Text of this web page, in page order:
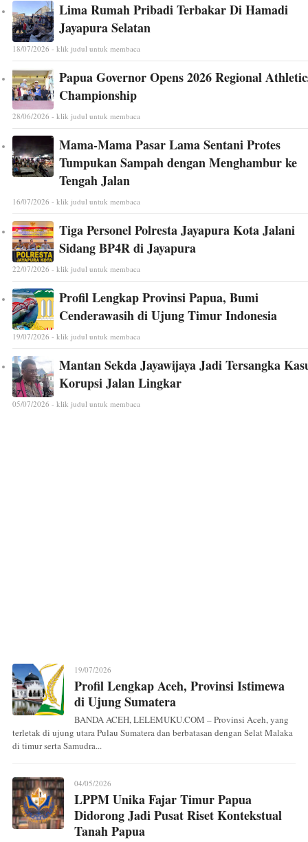
Lima Rumah Pribadi Terbakar Di Hamadi
Jayapura Selatan
18/07/2026 - klik judul untuk membaca
Papua Governor Opens 2026 Regional
Championship
28/06/2026 - klik judul untuk membaca
Mama-Mama Pasar Lama Sentani Protes
Tumpukan Sampah dengan Menghambur ke
Tengah Jalan
16/07/2026 - klik judul untuk membaca
Tiga Personel Polresta Jayapura Kota Jalani
Sidang BP4R di Jayapura
22/07/2026 - klik judul untuk membaca
Profil Lengkap Provinsi Papua, Bumi
Cenderawasih di Ujung Timur Indonesia
19/07/2026 - klik judul untuk membaca
Mantan Sekda Jayawijaya Jadi Tersangka
Korupsi Jalan Lingkar
05/07/2026 - klik judul untuk membaca
19/07/2026
Profil Lengkap Aceh, Provinsi Istimewa
di Ujung Sumatera
BANDA ACEH, LELEMUKU.COM – Provinsi Aceh, yang
terletak di ujung utara Pulau Sumatera dan berbatasan dengan Selat Malaka
di timur serta Samudra...
04/05/2026
LPPM Unika Fajar Timur Papua
Didorong Jadi Pusat Riset Kontekstual
Tanah Papua